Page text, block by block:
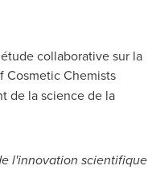
collaborative sur la
Cosmetic Chemists
de la science de la
l'innovation scientifique